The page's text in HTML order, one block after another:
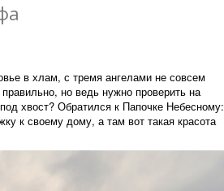
в хлам, с тремя ангелами не совсем
но ведь нужно проверить на
хвост? Обратился к Папочке Небесному:
к своему дому, а там вот такая красота